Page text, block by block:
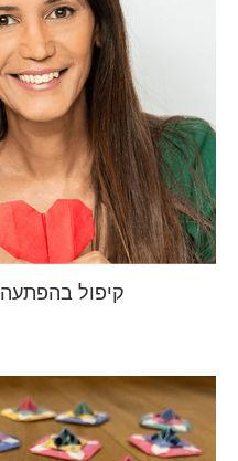
קיפול בהפתעה